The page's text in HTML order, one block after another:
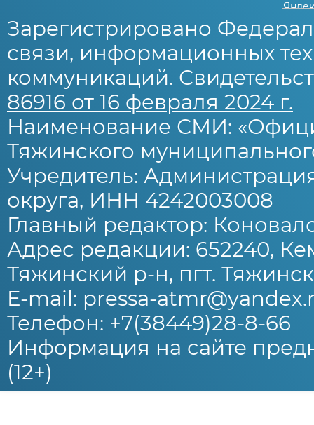
Зарегистрировано
связи, информационных
коммуникаций.
86916 от 16 февраля 2024 г.
Наименование СМИ:
Тяжинского
Учредитель:
округа, ИНН 4242003008
Главный редактор:
Адрес редакции: 652240,
Тяжинский р-н, пгт.
E-mail: pressa-
Телефон: +7(38449)28-8-66
Информация на сайте
(12+)